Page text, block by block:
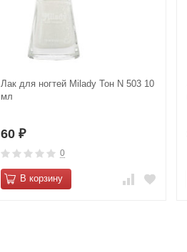
Лак для ногтей Milady Тон N 503 10
мл
60 ₽
0
В корзину